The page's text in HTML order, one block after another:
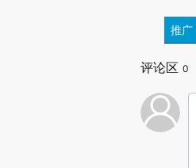
推广
评论区 0